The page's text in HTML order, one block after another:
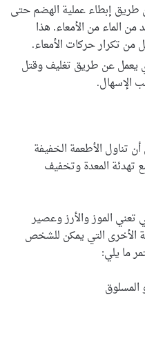
طريق إبطاء عملية الهضم حتى
الماء من الأمعاء. هذا
من تكرار حركات الأمعاء.
يعمل عن طريق تغليف وقتل
الإسهال.
تناول الأطعمة الخفيفة
تهدئة المعدة وتخفيف
تعني الموز والأرز وعصير
الأخرى التي يمكن للشخص
ما يلي:
المسلوق